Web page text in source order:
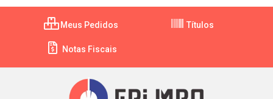
Meus Pedidos Títulos
Notas Fiscais